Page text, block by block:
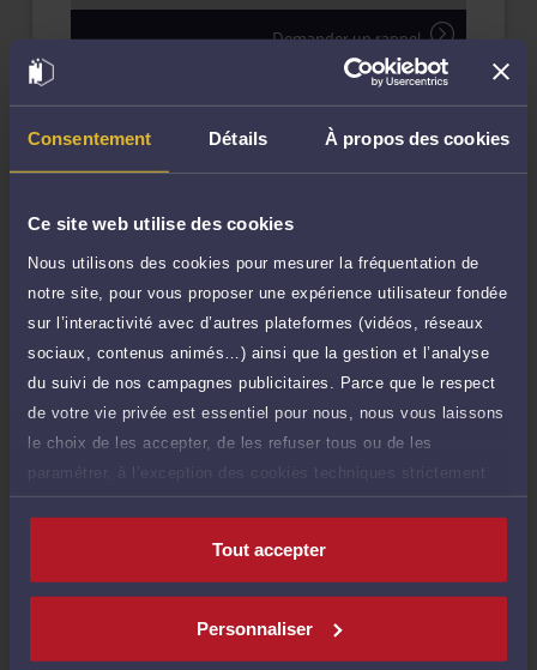
Consentement Détails À propos des cookies
Ce site web utilise des cookies
Nous utilisons des cookies pour mesurer la fréquentation de
notre site, pour vous proposer une expérience utilisateur fondée
sur l’interactivité avec d’autres plateformes (vidéos, réseaux
sociaux, contenus animés…) ainsi que la gestion et l’analyse
du suivi de nos campagnes publicitaires. Parce que le respect
de votre vie privée est essentiel pour nous, nous vous laissons
le choix de les accepter, de les refuser tous ou de les
paramétrer, à l’exception des cookies techniques strictement
nécessaires au fonctionnement du site.
Tout accepter
Personnaliser
Demander un rappel
Question simple
Réponse concise à votre question (moins
de 1.000 caractères)
25 €
TTC
Consultation écrite
Etude de votre dossier + possibilité
d'ajout d'une pièce jointe
150 €
TTC
Consulter par écrit
Compétences